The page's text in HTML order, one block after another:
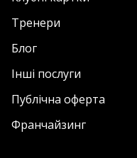
надається для дітей
Правила
Life» зазначені на
Пропозиції за
з тарифами Вашого
Тренери
Блог
Інші послуги
Публічна оферта
Франчайзинг